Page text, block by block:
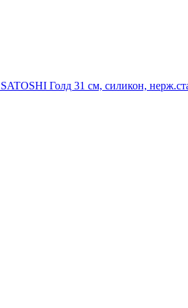
Голд 31 см, силикон,